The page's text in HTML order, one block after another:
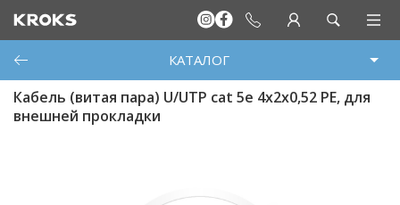
КАТАЛОГ
Кабель (витая пара) U/UTP cat 5e 4х2х0,52 PE, для
внешней прокладки